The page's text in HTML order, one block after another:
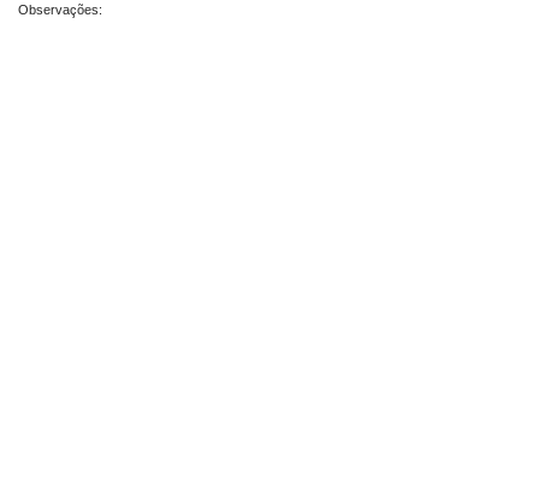
Observações: